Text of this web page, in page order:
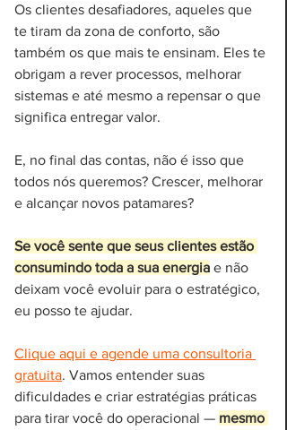
Os clientes desafiadores, aqueles que
te tiram da zona de conforto, são
também os que mais te ensinam. Eles te
obrigam a rever processos, melhorar
sistemas e até mesmo a repensar o que
significa entregar valor.
E, no final das contas, não é isso que
todos nós queremos? Crescer, melhorar
e alcançar novos patamares?
Se você sente que seus clientes estão
consumindo toda a sua energia e não
deixam você evoluir para o estratégico,
eu posso te ajudar.
Clique aqui e agende uma consultoria
gratuita. Vamos entender suas
dificuldades e criar estratégias práticas
para tirar você do operacional — mesmo